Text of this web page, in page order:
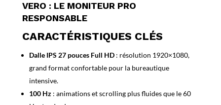
VERO : LE MONITEUR PRO
RESPONSABLE
CARACTÉRISTIQUES CLÉS
Dalle IPS 27 pouces Full HD: résolution 1920×1080,
grand format confortable pour la bureautique
intensive.
100 Hz: animations et scrolling plus fluides que le 60